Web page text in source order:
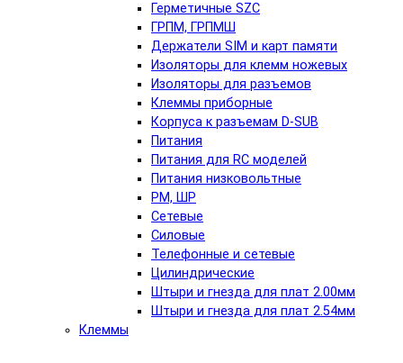
Герметичные SZC
ГРПМ, ГРПМШ
Держатели SIM и карт памяти
Изоляторы для клемм ножевых
Изоляторы для разъемов
Клеммы приборные
Корпуса к разъемам D-SUB
Питания
Питания для RC моделей
Питания низковольтные
РМ, ШР
Сетевые
Силовые
Телефонные и сетевые
Цилиндрические
Штыри и гнезда для плат 2.00мм
Штыри и гнезда для плат 2.54мм
Клеммы